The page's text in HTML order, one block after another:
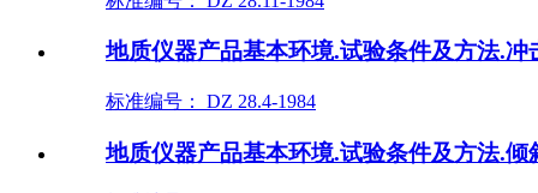
地质仪器产品基本环境.试验条件及方法.冲
标准编号： DZ 28.4-1984
地质仪器产品基本环境.试验条件及方法.倾